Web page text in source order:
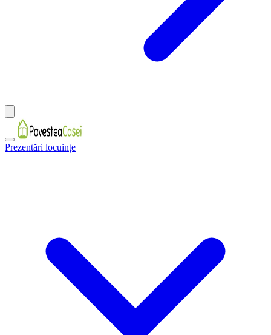
Prezentări locuințe